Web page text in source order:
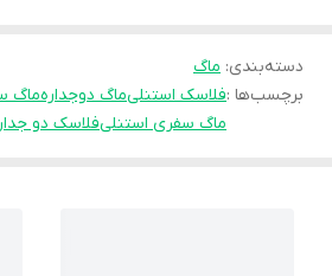
دسته‌بندی: ماگ
برچسب‌ها :فلاسک استنلیماگ دوجدارهماگ
ماگ سفری استنلیفلاسک دو